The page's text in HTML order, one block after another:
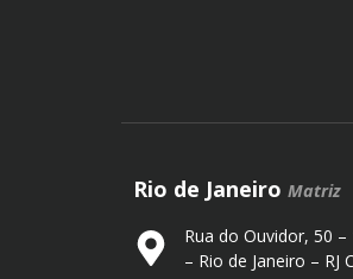
Rio de Janeiro Matriz
Rua do Ouvidor, 50 –
– Rio de Janeiro – RJ